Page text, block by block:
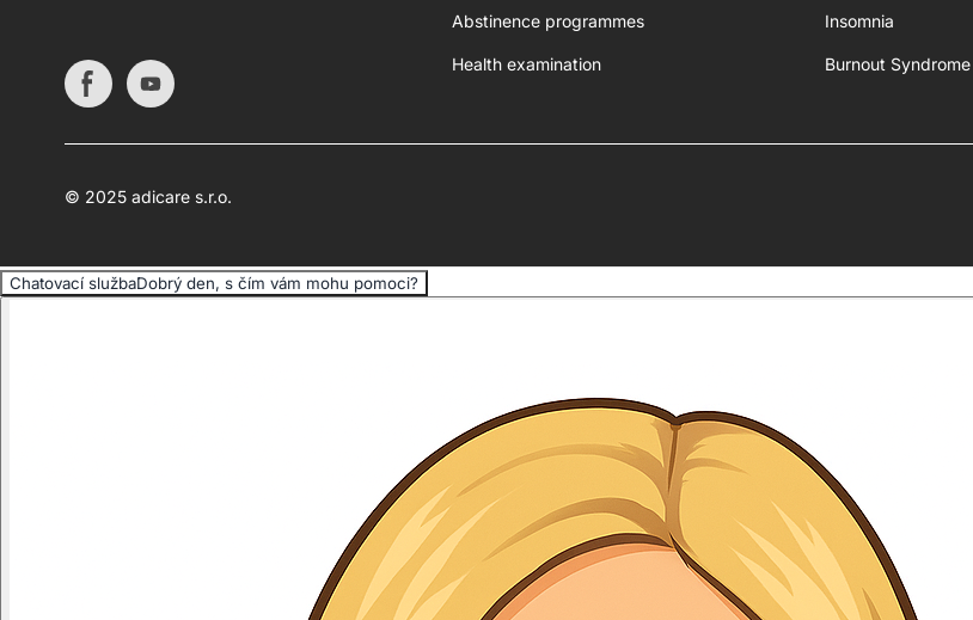
Abstinence programmes
Health examination
Insomnia
Burnout Syndrome
© 2025 adicare s.r.o.